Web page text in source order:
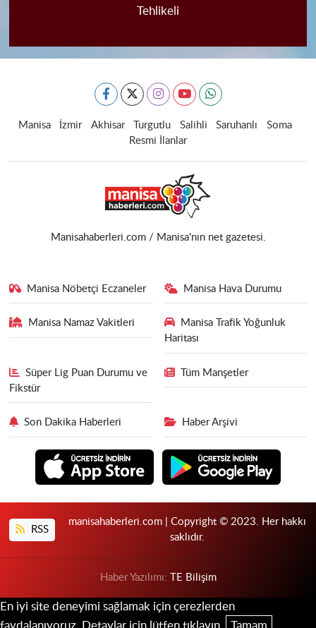
Tehlikeli
Manisa İzmir Akhisar Turgutlu Salihli Saruhanlı
Soma
Resmi İlanlar
Manisahaberleri.com / Manisa'nın net gazetesi.
Manisa Nöbetçi Eczaneler Manisa Hava Durumu
Manisa Namaz Vakitleri
Manisa Trafik Yoğunluk
Haritası
Süper Lig Puan Durumu ve
Fikstür
Tüm Manşetler
Son Dakika Haberleri Haber Arşivi
RSS
manisahaberleri.com | Copyright © 2023. Her hakkı
saklıdır.
Haber Yazılımı: TE Bilişim
En iyi site deneyimi sağlamak için çerezlerden
faydalanıyoruz. Detaylar için lütfen tıklayın.
Tamam